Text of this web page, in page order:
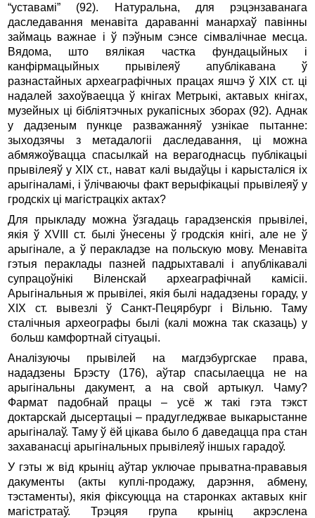
“уставамі” (92). Натуральна, для рэцэнзаванага
даследавання менавіта дараванні манархаў павінны
займаць важнае і ў пэўным сэнсе сімвалічнае месца.
Вядома, што вялікая частка фундацыйных і
канфірмацыйных прывілеяў апублікавана ў
разнастайных археаграфічных працах яшчэ ў XIX ст. ці
надалей захоўваецца ў кнігах Метрыкі, актавых кнігах,
музейных ці бібліятэчных рукапісных зборах (92). Аднак
у дадзеным пункце разважанняў узнікае пытанне:
зыходзячы з метадалогіі даследавання, ці можна
абмяжоўвацца спасылкай на верагоднасць публікацыі
прывілеяў у XIX ст., нават калі выдаўцы і карысталіся іх
арыгіналамі, і ўлічваючы факт верыфікацыі прывілеяў у
гродскіх ці магістрацкіх актах?
Для прыкладу можна ўзгадаць гарадзенскія прывілеі,
якія ў XVIII ст. былі ўнесены ў гродскія кнігі, але не ў
арыгінале, а ў перакладзе на польскую мову. Менавіта
гэтыя пераклады пазней падрыхтавалі і апублікавалі
супрацоўнікі Віленскай археаграфічнай камісіі.
Арыгінальныя ж прывілеі, якія былі нададзены гораду, у
XIX ст. вывезлі ў Санкт-Пецярбург і Вільню. Таму
сталічныя археографы былі (калі можна так сказаць) у
больш камфортнай сітуацыі.
Аналізуючы прывілей на магдэбургскае права,
нададзены Брэсту (176), аўтар спасылаецца не на
арыгінальны дакумент, а на свой артыкул. Чаму?
Фармат падобнай працы – усё ж такі гэта тэкст
доктарскай дысертацыі – прадугледжвае выкарыстанне
арыгіналаў. Таму ў ёй цікава было б даведацца пра стан
захаванасці арыгінальных прывілеяў іншых гарадоў.
У гэты ж від крыніц аўтар уключае прыватна-прававыя
дакументы (акты куплі-продажу, дарэння, абмену,
тэстаменты), якія фіксуюцца на старонках актавых кніг
магістратаў. Трэцяя група крыніц акрэслена